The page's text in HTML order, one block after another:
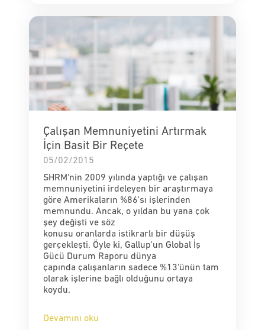
Çalışan Memnuniyetini Artırmak
İçin Basit Bir Reçete
05/02/2015
SHRM'nin 2009 yılında yaptığı ve çalışan
memnuniyetini irdeleyen bir araştırmaya
göre Amerikaların %86'sı işlerinden
memnundu. Ancak, o yıldan bu yana çok
şey değişti ve söz
konusu oranlarda istikrarlı bir düşüş
gerçekleşti. Öyle ki, Gallup'un Global İş
Gücü Durum Raporu dünya
çapında çalışanların sadece %13'ünün tam
olarak işlerine bağlı olduğunu ortaya
koydu.
Devamını oku